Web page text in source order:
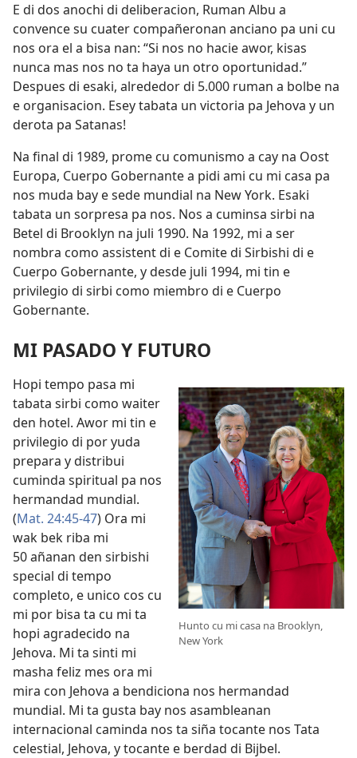
E di dos anochi di deliberacion, Ruman Albu a
convence su cuater compañeronan anciano pa uni cu
nos ora el a bisa nan: “Si nos no hacie awor, kisas
nunca mas nos no ta haya un otro oportunidad.”
Despues di esaki, alrededor di 5.000 ruman a bolbe na
e organisacion. Esey tabata un victoria pa Jehova y un
derota pa Satanas!
Na final di 1989, prome cu comunismo a cay na Oost
Europa, Cuerpo Gobernante a pidi ami cu mi casa pa
nos muda bay e sede mundial na New York. Esaki
tabata un sorpresa pa nos. Nos a cuminsa sirbi na
Betel di Brooklyn na juli 1990. Na 1992, mi a ser
nombra como assistent di e Comite di Sirbishi di e
Cuerpo Gobernante, y desde juli 1994, mi tin e
privilegio di sirbi como miembro di e Cuerpo
Gobernante.
MI PASADO Y FUTURO
Hunto cu mi casa na Brooklyn,
New York
Hopi tempo pasa mi
tabata sirbi como waiter
den hotel. Awor mi tin e
privilegio di por yuda
prepara y distribui
cuminda spiritual pa nos
hermandad mundial.
(Mat. 24:45-47) Ora mi
wak bek riba mi
50 añanan den sirbishi
special di tempo
completo, e unico cos cu
mi por bisa ta cu mi ta
hopi agradecido na
Jehova. Mi ta sinti mi
masha feliz mes ora mi
mira con Jehova a bendiciona nos hermandad
mundial. Mi ta gusta bay nos asambleanan
internacional caminda nos ta siña tocante nos Tata
celestial, Jehova, y tocante e berdad di Bijbel.